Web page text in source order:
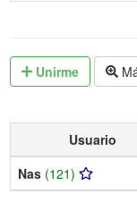
Unirme
Usuario
Nas (121)